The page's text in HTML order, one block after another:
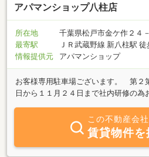
トから、高層マンションまで、ワンル
を実現しましょう。是非、地域物件取
ョップ南浦和店』へお越し下さいませ
同心よりお待ちしております。
アパマンショップ八柱店
所在地
千葉県松戸市金ケ作２４
最寄駅
ＪＲ武蔵野線 新八柱駅 徒
情報提供元
アパマンショップ
お客様専用駐車場ございます。 第２
日から１１月２４日まで社内研修の為
この不動産会
賃貸物件を